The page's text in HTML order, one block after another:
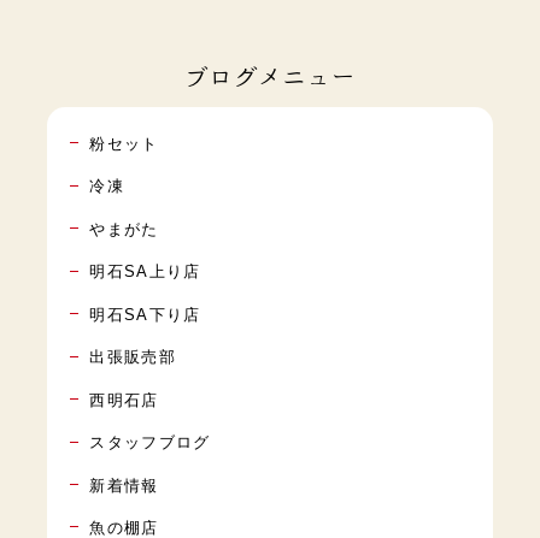
ブログメニュー
粉セット
冷凍
やまがた
明石SA上り店
明石SA下り店
出張販売部
西明石店
スタッフブログ
新着情報
魚の棚店